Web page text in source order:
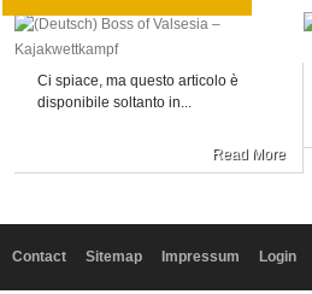
Ci spiace, ma questo articolo è
disponibile soltanto in...
Read More
Contact Sitemap Impressum Login